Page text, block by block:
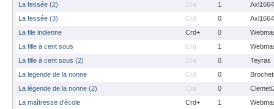
La fessée (2)
Crd 1
Axl1664
La fessée (3)
Crd 0
Axl1664
La file indienne
Crd+ 0
La fille à cent sous
Crd 1
La fille à cent sous (2)
Crd 0
Teyras
La legende de la nonne
Crd 0
La légende de la nonne (2)
Crd 0
La maîtresse d'école
Crd+ 1